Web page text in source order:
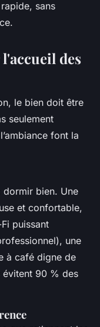
sans
des
le bien doit être
seulement
font la
dormir bien. Une
et confortable,
puissant
une
à café digne de
évitent 90 % des